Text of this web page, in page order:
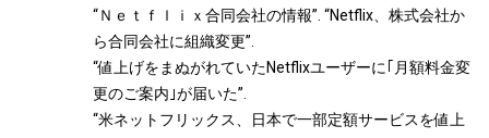
“Ｎｅｔｆｌｉｘ合同会社の情報”. “Netflix、株式会社か
ら合同会社に組織変更”.
“値上げをまぬがれていたNetflixユーザーに｢月額料金変
更のご案内｣が届いた”.
“米ネットフリックス、日本で一部定額サービスを値上